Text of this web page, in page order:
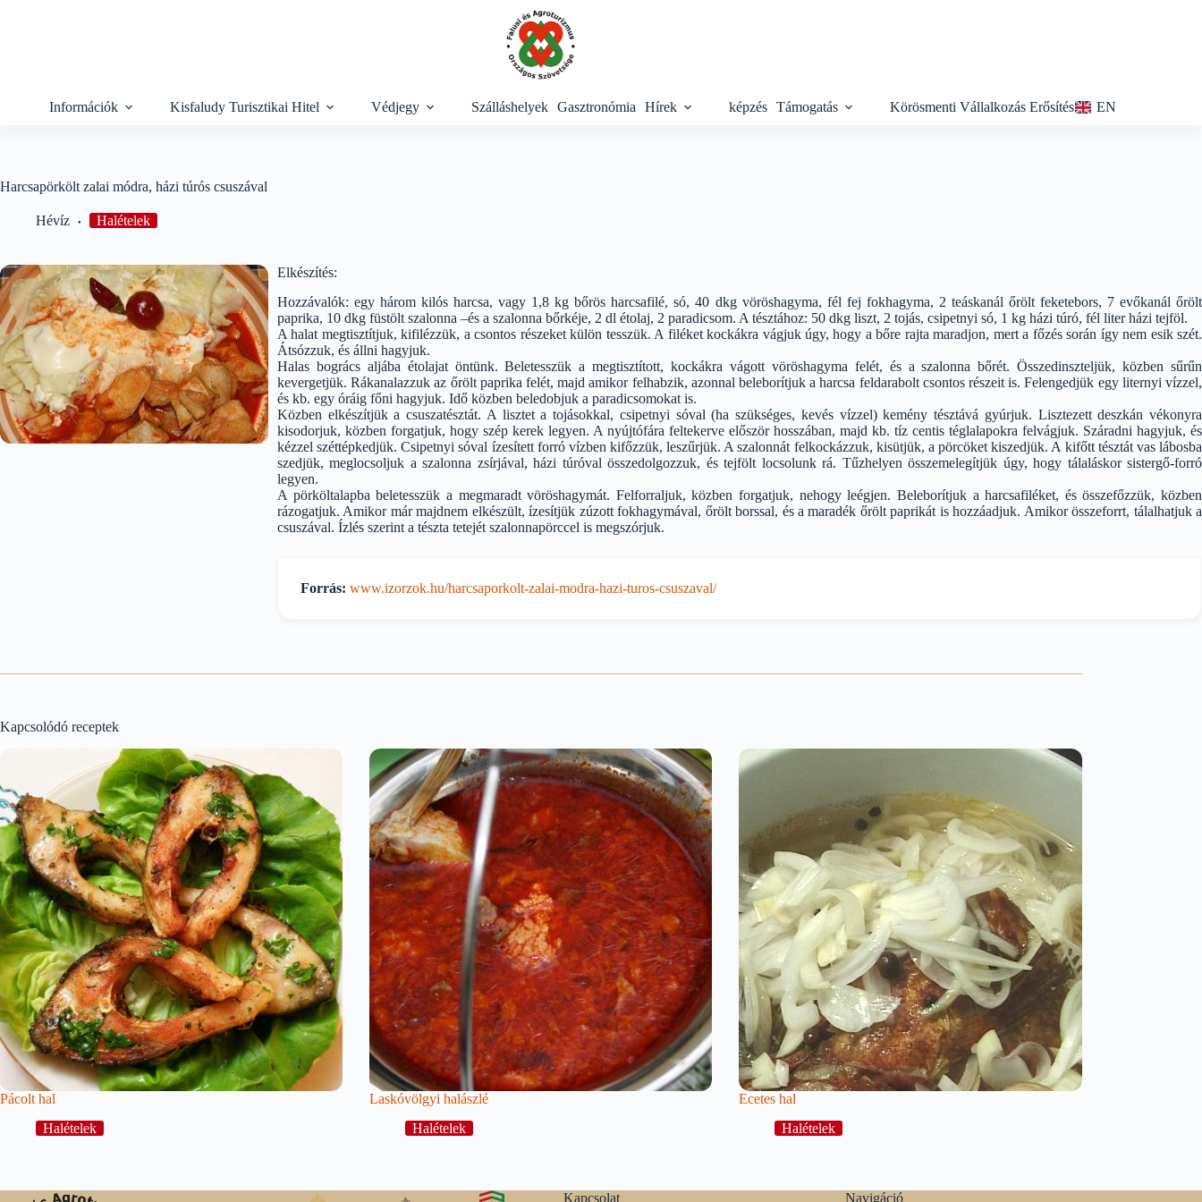
Információk Kisfaludy Turisztikai Hitel Védjegy Szálláshelyek Gasztronómia Hírek képzés Támogatás Körösmenti Vállalkozás Erősítés EN
Harcsapörkölt zalai módra, házi túrós csuszával
Hévíz Halételek
Elkészítés:
Hozzávalók: egy három kilós harcsa, vagy 1,8 kg bőrös harcsafilé, só, 40 dkg vöröshagyma, fél fej fokhagyma, 2 teáskanál őrölt feketebors, 7 evőkanál őrölt
paprika, 10 dkg füstölt szalonna –és a szalonna bőrkéje, 2 dl étolaj, 2 paradicsom. A tésztához: 50 dkg liszt, 2 tojás, csipetnyi só, 1 kg házi túró, fél liter házi tejföl.
A halat megtisztítjuk, kifilézzük, a csontos részeket külön tesszük. A filéket kockákra vágjuk úgy, hogy a bőre rajta maradjon, mert a főzés során így nem esik szét.
Átsózzuk, és állni hagyjuk.
Halas bogrács aljába étolajat öntünk. Beletesszük a megtisztított, kockákra vágott vöröshagyma felét, és a szalonna bőrét. Összedinszteljük, közben sűrűn
kevergetjük. Rákanalazzuk az őrölt paprika felét, majd amikor felhabzik, azonnal beleborítjuk a harcsa feldarabolt csontos részeit is. Felengedjük egy liternyi vízzel,
és kb. egy óráig főni hagyjuk. Idő közben beledobjuk a paradicsomokat is.
Közben elkészítjük a csuszatésztát. A lisztet a tojásokkal, csipetnyi sóval (ha szükséges, kevés vízzel) kemény tésztává gyúrjuk. Lisztezett deszkán vékonyra
kisodorjuk, közben forgatjuk, hogy szép kerek legyen. A nyújtófára feltekerve először hosszában, majd kb. tíz centis téglalapokra felvágjuk. Száradni hagyjuk, és
kézzel széttépkedjük. Csipetnyi sóval ízesített forró vízben kifőzzük, leszűrjük. A szalonnát felkockázzuk, kisütjük, a pörcöket kiszedjük. A kifőtt tésztát vas lábosba
szedjük, meglocsoljuk a szalonna zsírjával, házi túróval összedolgozzuk, és tejfölt locsolunk rá. Tűzhelyen összemelegítjük úgy, hogy tálaláskor sistergő-forró
legyen.
A pörköltalapba beletesszük a megmaradt vöröshagymát. Felforraljuk, közben forgatjuk, nehogy leégjen. Beleborítjuk a harcsafiléket, és összefőzzük, közben
rázogatjuk. Amikor már majdnem elkészült, ízesítjük zúzott fokhagymával, őrölt borssal, és a maradék őrölt paprikát is hozzáadjuk. Amikor összeforrt, tálalhatjuk a
csuszával. Ízlés szerint a tészta tetejét szalonnapörccel is megszórjuk.
Forrás: www.izorzok.hu/harcsaporkolt-zalai-modra-hazi-turos-csuszaval/
Kapcsolódó receptek
Pácolt hal
Halételek
Laskóvölgyi halászlé
Halételek
Ecetes hal
Halételek
Kapcsolat Navigáció